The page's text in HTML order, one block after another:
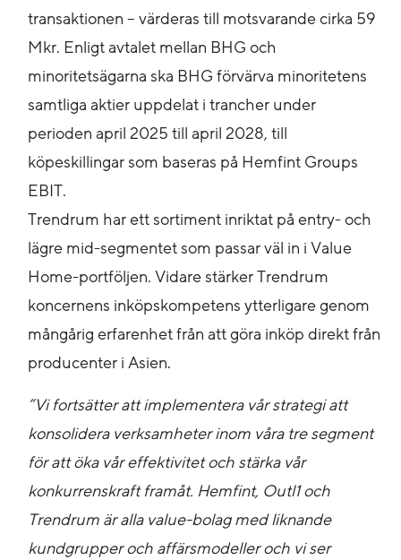
transaktionen – värderas till motsvarande cirka 59
Mkr. Enligt avtalet mellan BHG och
minoritetsägarna ska BHG förvärva minoritetens
samtliga aktier uppdelat i trancher under
perioden april 2025 till april 2028, till
köpeskillingar som baseras på Hemfint Groups
EBIT.
Trendrum har ett sortiment inriktat på entry- och
lägre mid-segmentet som passar väl in i Value
Home-portföljen. Vidare stärker Trendrum
koncernens inköpskompetens ytterligare genom
mångårig erfarenhet från att göra inköp direkt från
producenter i Asien.
”Vi fortsätter att implementera vår strategi att
konsolidera verksamheter inom våra tre segment
för att öka vår effektivitet och stärka vår
konkurrenskraft framåt. Hemfint, Outl1 och
Trendrum är alla value-bolag med liknande
kundgrupper och affärsmodeller och vi ser